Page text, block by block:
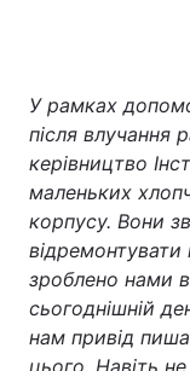
У рамках
після влучання
керівництво
маленьких
корпусу. Вони
зроблено нами
сьогоднішній
нам привід
цього. Навіть